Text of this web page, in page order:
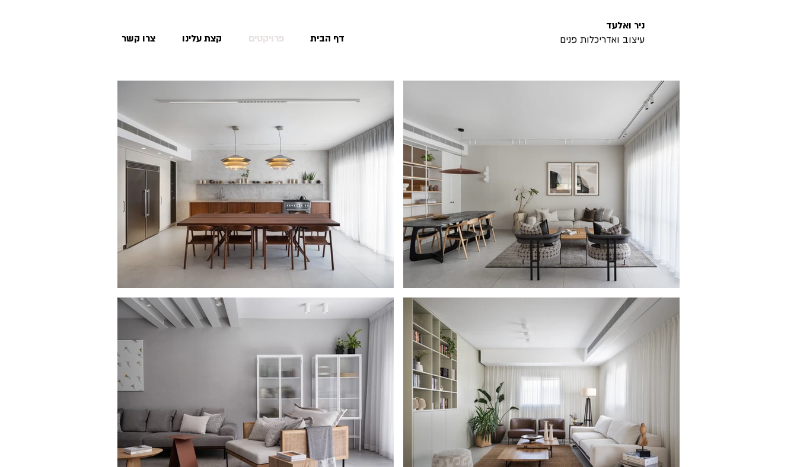
צרו קשר קצת עלינו פרויקטים דף הבית
ניר ואלעד
עיצוב ואדריכלות פנים